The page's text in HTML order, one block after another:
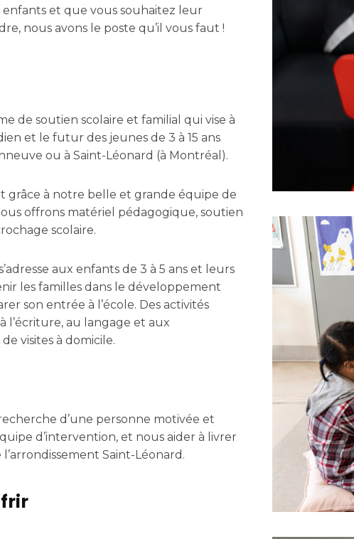
enfants et que vous souhaitez leur
nous avons le poste qu’il vous faut !
de soutien scolaire et familial qui vise à
et le futur des jeunes de 3 à 15 ans
ou à Saint-Léonard (à Montréal).
grâce à notre belle et grande équipe de
offrons matériel pédagogique, soutien
scolaire.
aux enfants de 3 à 5 ans et leurs
les familles dans le développement
son entrée à l’école. Des activités
l’écriture, au langage et aux
visites à domicile.
d’une personne motivée et
d’intervention, et nous aider à livrer
Saint-Léonard.